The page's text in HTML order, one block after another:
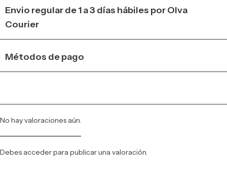
Envio regular de 1 a 3 días hábiles por Olva
Courier
Métodos de pago
No hay valoraciones aún.
Debes accederpara publicar una valoración.